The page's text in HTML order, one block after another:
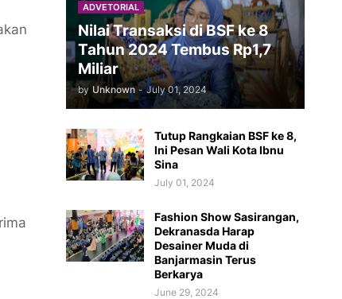
ADVETORIAL
Nilai Transaksi di BSF ke 8
Tahun 2024 Tembus Rp1,7
Miliar
by Unknown - July 01, 2024
Tutup Rangkaian BSF ke 8,
Ini Pesan Wali Kota Ibnu
Sina
July 01, 2024
Fashion Show Sasirangan,
Dekranasda Harap
Desainer Muda di
Banjarmasin Terus
Berkarya
June 29, 2024